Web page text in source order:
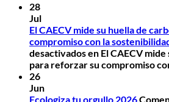
28
Jul
El CAECV mide su huella de
compromiso con la
desactivadosen El CAECV
para reforzar su compromiso
26
Jun
Ecologiza tu orgullo 2026